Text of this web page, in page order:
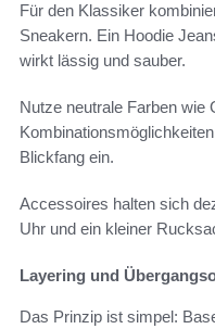
Für den Klassiker
Sneakern. Ein Hoodie
wirkt lässig und sauber.
Nutze neutrale Farben wie
Blickfang ein.
Accessoires halten sich
Uhr und ein kleiner
Layering und
Das Prinzip ist simpel: